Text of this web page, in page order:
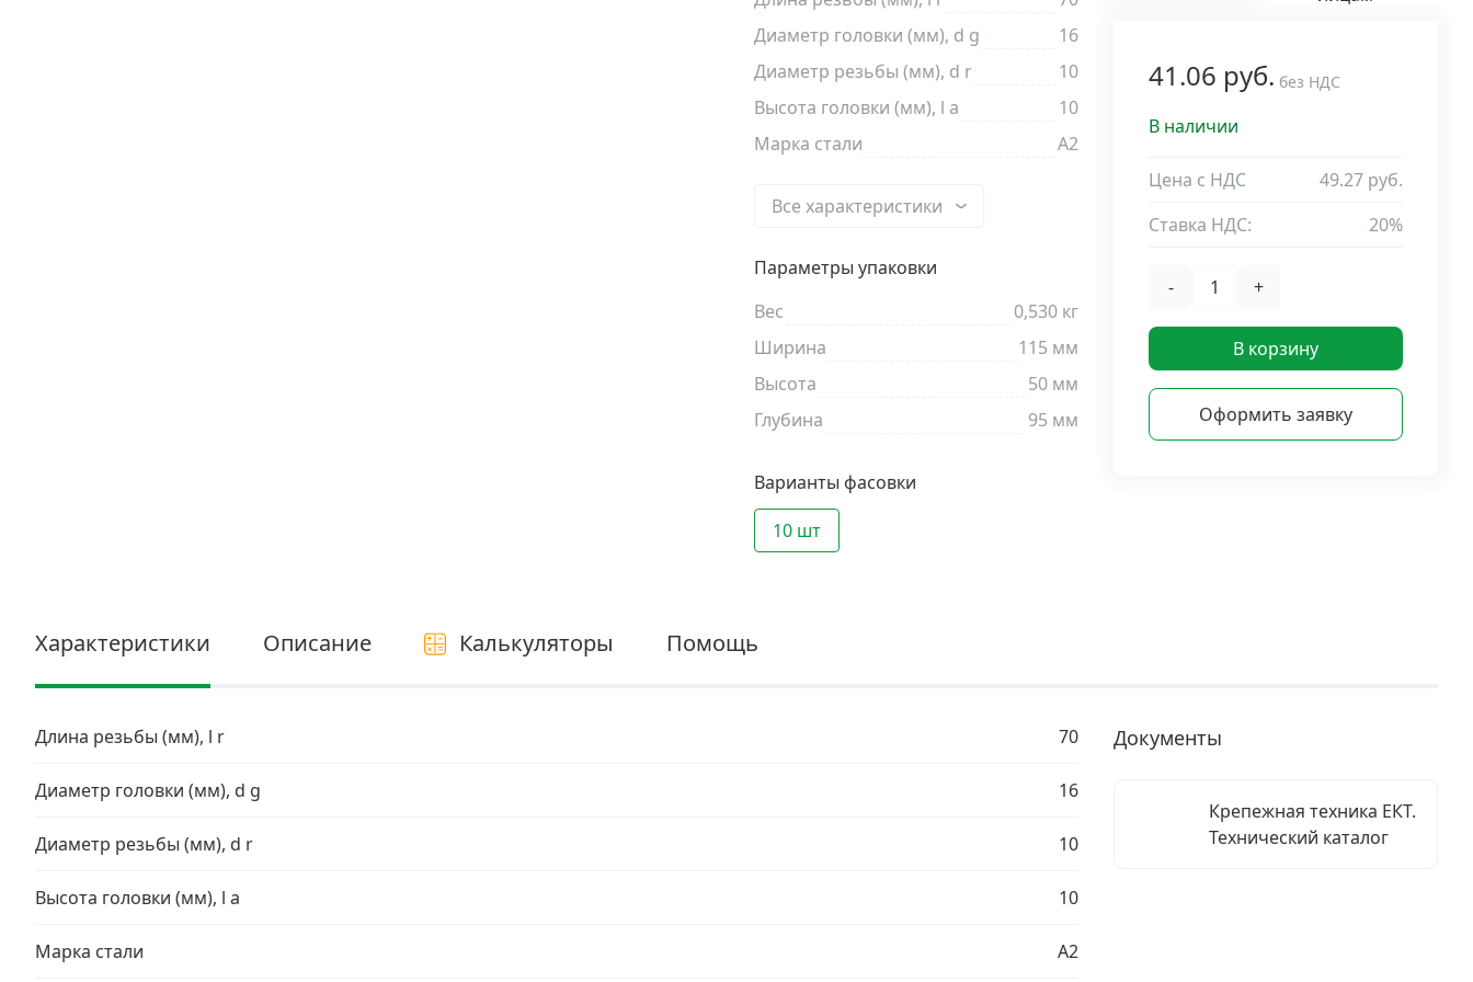
Скобяные изделия и мебельная фурнитура
Диаметр головки (мм), d g
16
Диаметр резьбы (мм), d r
10
Высота головки (мм), l a
10
Марка стали
A2
Все характеристики
Параметры упаковки
Вес
0,530 кг
Ширина
115 мм
Высота
50 мм
Глубина
95 мм
Варианты фасовки
10 шт
41.06 руб. без НДС
В наличии
Цена с НДС
49.27 руб.
Ставка НДС:
20%
- +
В корзину
Оформить заявку
Характеристики Описание Калькуляторы Помощь
Длина резьбы (мм), l r 70
Диаметр головки (мм), d g 16
Диаметр резьбы (мм), d r 10
Высота головки (мм), l a 10
Марка стали A2
Документы
Крепежная техника ЕКТ.
Технический каталог